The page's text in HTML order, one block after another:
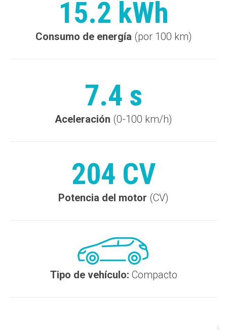
15.2 kWh
Consumo de energía (por 100 km)
7.4 s
Aceleración (0-100 km/h)
204 CV
Potencia del motor (CV)
Tipo de vehículo: Compacto